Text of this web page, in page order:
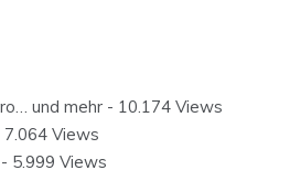
und mehr - 10.174 Views
7.064 Views
- 5.999 Views